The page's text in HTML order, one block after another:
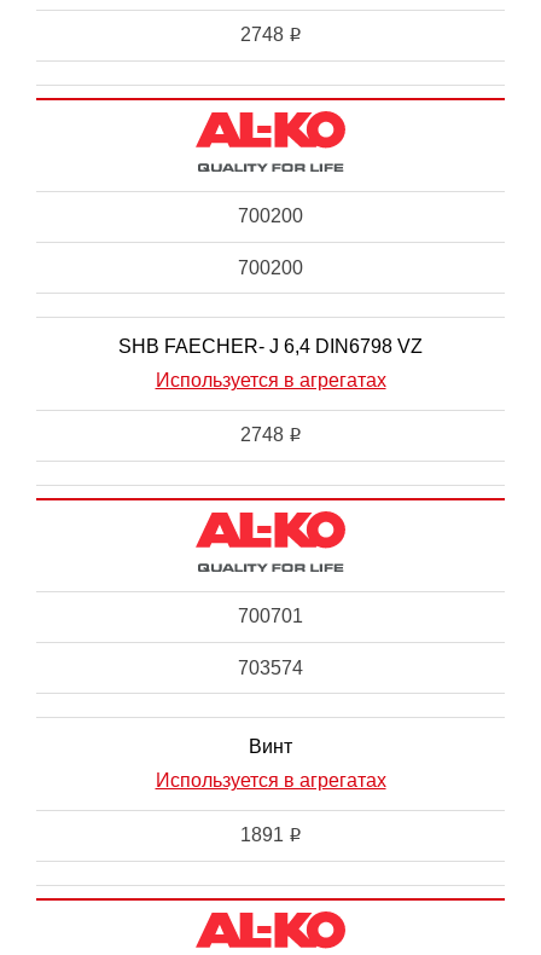
2748 i
700200
700200
SHB FAECHER- J 6,4 DIN6798 VZ
Используется в агрегатах
2748 i
700701
703574
Винт
Используется в агрегатах
1891 i